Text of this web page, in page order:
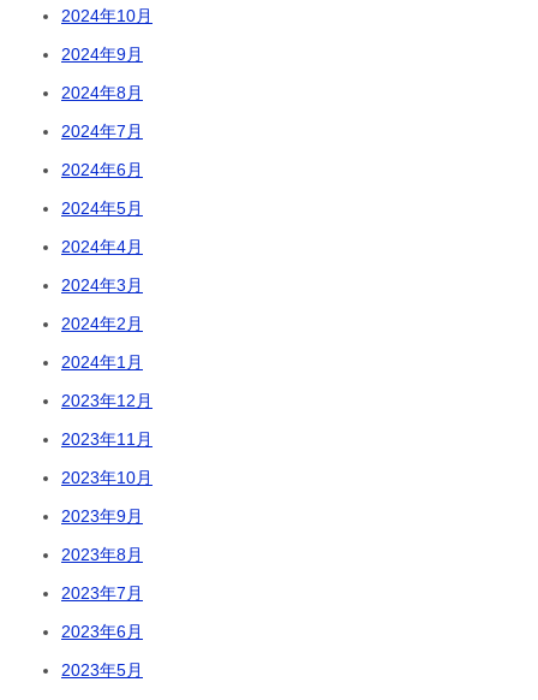
2024年10月
2024年9月
2024年8月
2024年7月
2024年6月
2024年5月
2024年4月
2024年3月
2024年2月
2024年1月
2023年12月
2023年11月
2023年10月
2023年9月
2023年8月
2023年7月
2023年6月
2023年5月